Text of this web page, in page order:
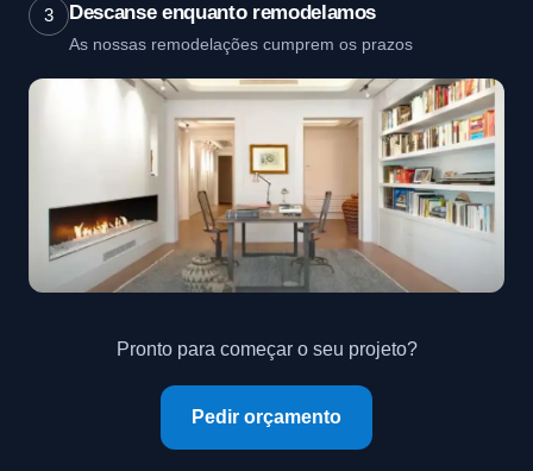
3 Descanse enquanto remodelamos
As nossas remodelações cumprem os prazos
Pronto para começar o seu projeto?
Pedir orçamento